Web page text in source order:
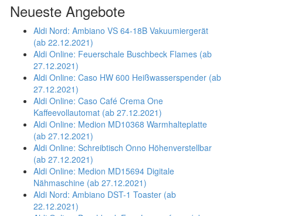
Neueste Angebote
Aldi Nord: Ambiano VS 64-18B Vakuumiergerät
(ab 22.12.2021)
Aldi Online: Feuerschale Buschbeck Flames (ab
27.12.2021)
Aldi Online: Caso HW 600 Heißwasserspender (ab
27.12.2021)
Aldi Online: Caso Café Crema One
Kaffeevollautomat (ab 27.12.2021)
Aldi Online: Medion MD10368 Warmhalteplatte
(ab 27.12.2021)
Aldi Online: Schreibtisch Onno Höhenverstellbar
(ab 27.12.2021)
Aldi Online: Medion MD15694 Digitale
Nähmaschine (ab 27.12.2021)
Aldi Nord: Ambiano DST-1 Toaster (ab
22.12.2021)